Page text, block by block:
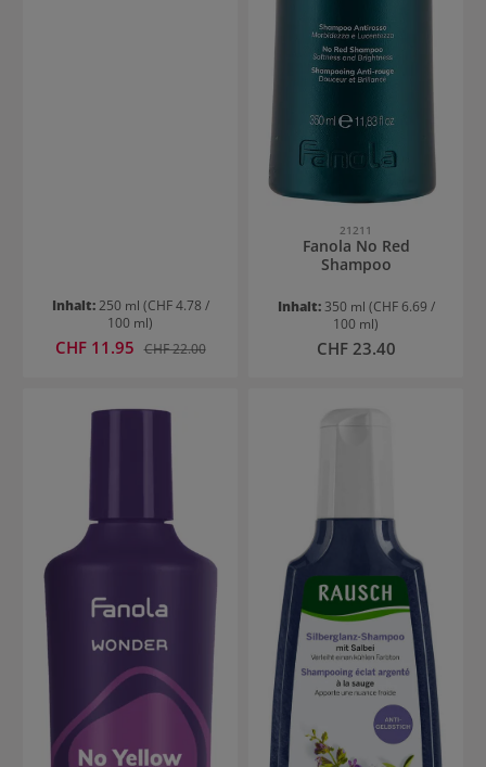
Inhalt:250 ml (CHF 4.78 /
100 ml)
Verkaufspreis:
CHF 11.95 Regulärer Preis:
CHF 22.00
21211
Fanola No Red
Shampoo
Inhalt: 350 ml (CHF 6.69 /
100 ml)
Regulärer Preis:
CHF 23.40